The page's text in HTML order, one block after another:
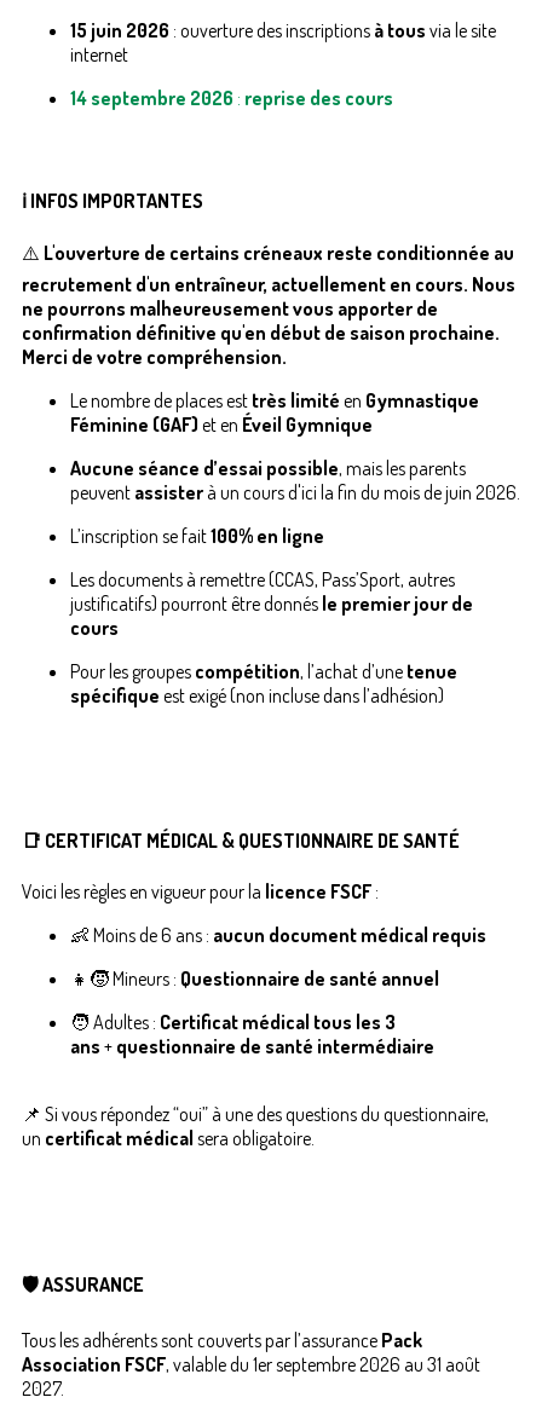
15 juin 2026 : ouverture des inscriptions à tous via le site
internet
14 septembre 2026 : reprise des cours
ℹ️ INFOS IMPORTANTES
⚠️ L'ouverture de certains créneaux reste conditionnée au
recrutement d'un entraîneur, actuellement en cours. Nous
ne pourrons malheureusement vous apporter de
confirmation définitive qu'en début de saison prochaine.
Merci de votre compréhension.
Le nombre de places est très limité en Gymnastique
Féminine (GAF) et en Éveil Gymnique
Aucune séance d’essai possible, mais les parents
peuvent assister à un cours d'ici la fin du mois de juin 2026.
L’inscription se fait100% en ligne
Les documents à remettre (CCAS, Pass’Sport, autres
justificatifs) pourront être donnés le premier jour de
cours
Pour les groupes compétition, l’achat d’une tenue
spécifique est exigé (non incluse dans l’adhésion)
📑 CERTIFICAT MÉDICAL & QUESTIONNAIRE DE SANTÉ
Voici les règles en vigueur pour la licence FSCF :
👶 Moins de 6 ans : aucun document médical requis
👧🧒 Mineurs : Questionnaire de santé annuel
🧑 Adultes : Certificat médical tous les 3
ans + questionnaire de santé intermédiaire
📌 Si vous répondez “oui” à une des questions du questionnaire,
un certificat médical sera obligatoire.
🛡️ ASSURANCE
Tous les adhérents sont couverts par l’assurance Pack
Association FSCF, valable du 1er septembre 2026 au 31 août
2027.